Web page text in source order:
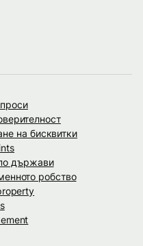
на бисквитки
държави
робство